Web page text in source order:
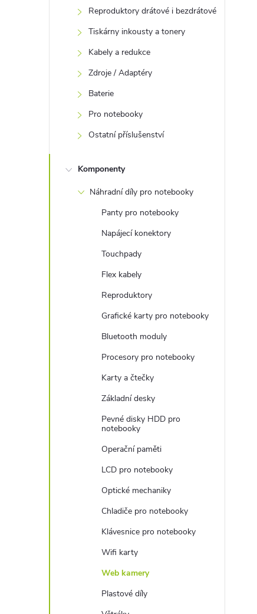
Reproduktory drátové i bezdrátové
Tiskárny inkousty a tonery
Kabely a redukce
Zdroje / Adaptéry
Baterie
Pro notebooky
Ostatní příslušenství
Komponenty
Náhradní díly pro notebooky
Panty pro notebooky
Napájecí konektory
Touchpady
Flex kabely
Reproduktory
Grafické karty pro notebooky
Bluetooth moduly
Procesory pro notebooky
Karty a čtečky
Základní desky
Pevné disky HDD pro
notebooky
Operační paměti
LCD pro notebooky
Optické mechaniky
Chladiče pro notebooky
Klávesnice pro notebooky
Wifi karty
Web kamery
Plastové díly